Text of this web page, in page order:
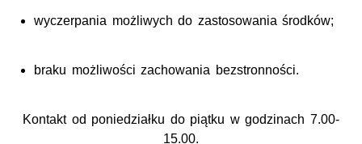
wyczerpania możliwych do zastosowania środków;
braku możliwości zachowania bezstronności.
Kontakt od poniedziałku do piątku w godzinach 7.00-
15.00.